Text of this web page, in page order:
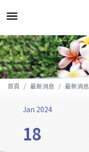
首頁 最新消息 最新消息
Jan 2024
18